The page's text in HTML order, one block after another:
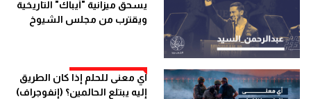
يسحق ميزانية "أيباك" التاريخية
ويقترب من مجلس الشيوخ
أي معنى للحلم إذا كان الطريق
إليه يبتلع الحالمين؟ (إنفوجراف)